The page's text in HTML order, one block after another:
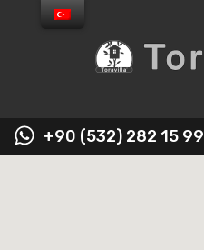
+90 (532) 282 15 99